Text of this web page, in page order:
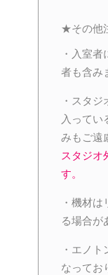
★その他
・入室
者も含み
・スタ
入ってい
みもご遠
スタジオ
す。
・機材
る場合が
・エノ
なってお